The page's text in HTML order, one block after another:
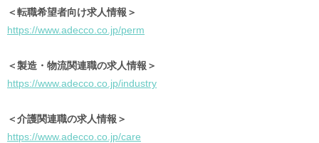
＜転職希望者向け求人情報＞
https://www.adecco.co.jp/perm
＜製造・物流関連職の求人情報＞
https://www.adecco.co.jp/industry
＜介護関連職の求人情報＞
https://www.adecco.co.jp/care